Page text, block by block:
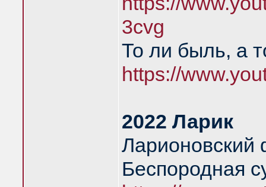
3cvg
То ли быль, а
https://
2022 Ларик
Ларионовский
Беспородная